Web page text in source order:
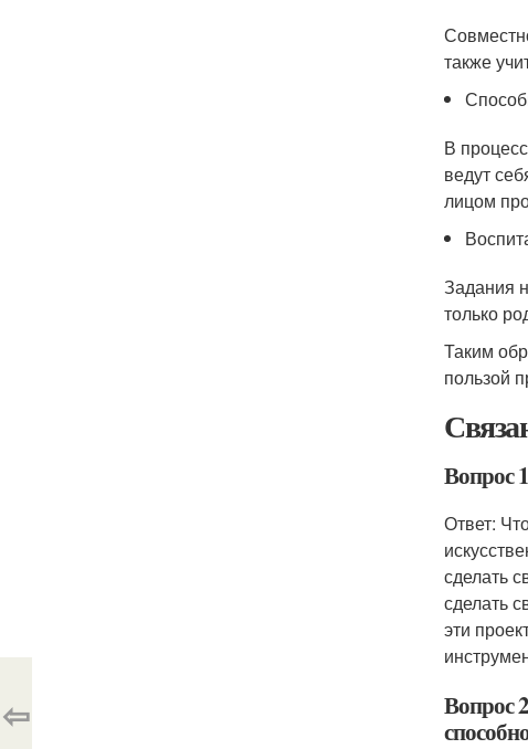
также
В
ведут
лицом
Задания
только
Таким
пользой
Вопрос
Ответ:
сделать
сделать
эти
Вопрос
⇦